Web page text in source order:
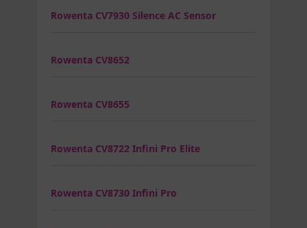
Rowenta CV7930 Silence AC Sensor
Rowenta CV8652
Rowenta CV8655
Rowenta CV8722 Infini Pro Elite
Rowenta CV8730 Infini Pro